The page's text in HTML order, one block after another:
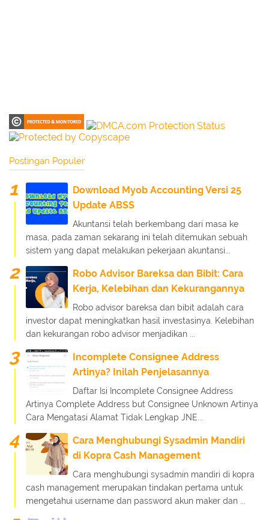
Postingan Populer
Download Myob Accounting Versi 25
Update ABSS
Akuntansi telah berkembang dari masa ke
masa, pada zaman sekarang ini telah ditemukan sebuah
sistem yang dapat melakukan pekerjaan akuntansi...
Robo Advisor Bareksa dan Bibit: Cara
Kerja, Kelebihan dan Kekurangannya
Robo advisor bareksa dan bibit adalah cara
investor dapat meningkatkan hasil investasinya. Kelebihan
dan kekurangan robo advisor menjadikan ...
Incomplete Consignee Address
Artinya? Inilah Penjelasannya
Daftar Isi Incomplete Consignee Address
Artinya Complete Address but Consignee Unknown Artinya
Cara Mengatasi Alamat Tidak Lengkap JNE...
Cara Menghubungi Sysadmin Mandiri
di Kopra Cash Management
Cara menghubungi sysadmin mandiri di kopra
cash management merupakan tindakan pertama untuk
mengetahui username dan password akun maker dan ...